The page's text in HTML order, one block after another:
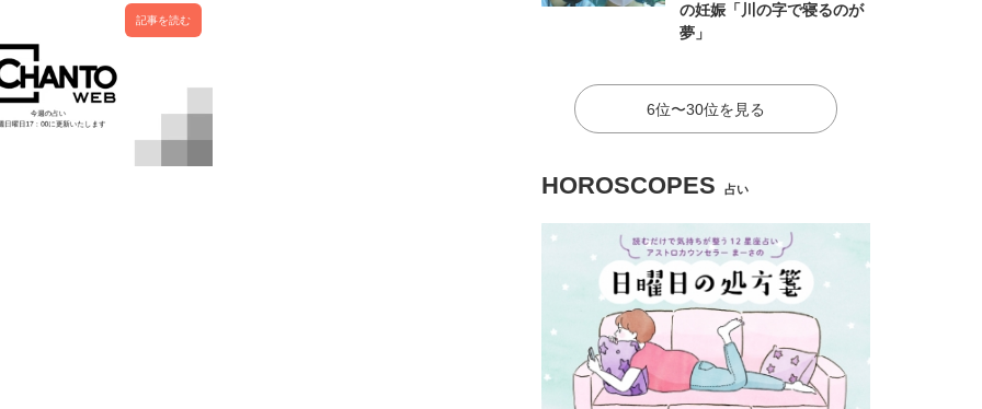
記事を読む
の妊娠「川の字で寝るのが
夢」
6位〜30位を見る
HOROSCOPES 占い